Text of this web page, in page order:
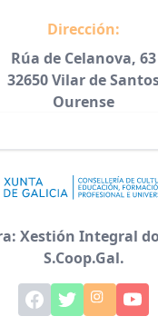
Dirección:
Rúa de Celanova, 63
32650 Vilar de
Ourense
Xestión Integral
S.Coop.Gal.